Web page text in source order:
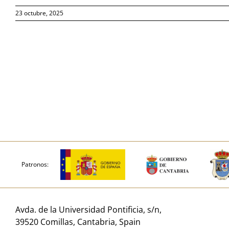
23 octubre, 2025
Patronos:
Avda. de la Universidad Pontificia, s/n,
39520 Comillas, Cantabria, Spain